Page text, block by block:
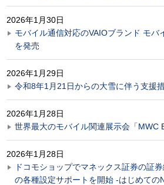
2026年1月30日
モバイル通信対応のVAIOブランド モバ
を発売
2026年1月29日
令和8年1月21日からの大雪に伴う支援
2026年1月28日
世界最大のモバイル関連展示会「MWC
2026年1月28日
ドコモショップでマネックス証券の証
の各種設定サポートを開始 ‐はじめての